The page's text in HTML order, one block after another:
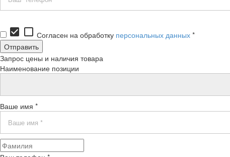
check_box check_box_outline_blank Согласен на обработку персональных данных *
Запрос цены и наличия товара
Наименование позиции
Ваше имя *